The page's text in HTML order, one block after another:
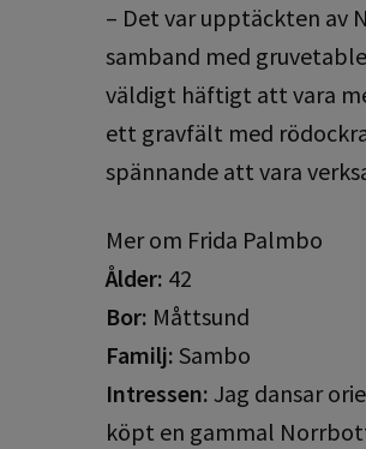
– Det var upptäckten av
samband med
väldigt häftigt att vara
ett gravfält med
spännande att vara
Mer om Frida Palmbo
Ålder: 42
Bor: Måttsund
Familj: Sambo
Intressen: Jag dansar
köpt en gammal